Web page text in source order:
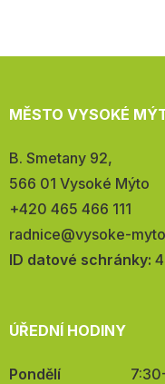
MĚSTO VYSOKÉ
Adresa:
B. Smetany 92,
566 01 Vysoké Mýto
Telefon:
+420 465 466 111
E-
mail:
radnice@vysoke-
ID datové schránky:
ÚŘEDNÍ HODINY
Pondělí